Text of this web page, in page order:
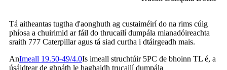
Tá aitheantas tugtha d'aonghuth ag custaiméirí do na rims cúig
phíosa a chuirimid ar fáil do thrucailí dumpála mianadóireachta
sraith 777 Caterpillar agus tá siad curtha i dtáirgeadh mais.
AnImeall 19.50-49/4.0Is imeall struchtúir 5PC de bhoinn TL é, a
úsáidtear de ghnáth le haghaidh trucailí dumpála